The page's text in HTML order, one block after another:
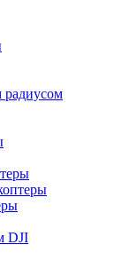
радиусом
DJI